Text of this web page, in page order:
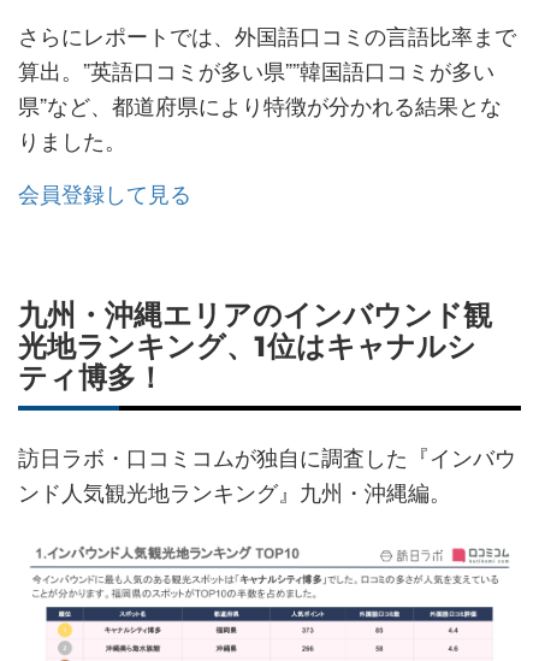
さらにレポートでは、外国語口コミの言語比率まで
算出。”英語口コミが多い県””韓国語口コミが多い
県”など、都道府県により特徴が分かれる結果とな
りました。
会員登録して見る
九州・沖縄エリアのインバウンド観
光地ランキング、1位はキャナルシ
ティ博多！
訪日ラボ・口コミコムが独自に調査した『インバウ
ンド人気観光地ランキング』九州・沖縄編。